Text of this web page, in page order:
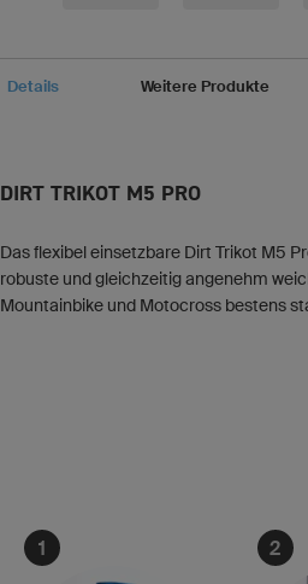
Details Weitere Produkte
DIRT TRIKOT M5 PRO
Das flexibel einsetzbare Dirt Trikot M5
robuste und gleichzeitig angenehm
Mountainbike und Motocross bestens
1 2